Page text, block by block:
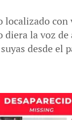
localizado con
diera la voz
desde el